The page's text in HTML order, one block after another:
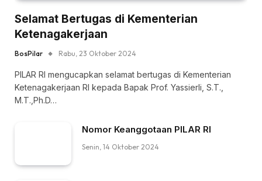
Selamat Bertugas di Kementerian
Ketenagakerjaan
BosPilar Rabu, 23 Oktober 2024
PILAR RI mengucapkan selamat bertugas di Kementerian
Ketenagakerjaan RI kepada Bapak Prof. Yassierli, S.T.,
M.T.,Ph.D…
Nomor Keanggotaan PILAR RI
Senin, 14 Oktober 2024